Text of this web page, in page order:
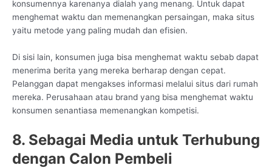
konsumennya karenanya dialah yang menang. Untuk dapat
menghemat waktu dan memenangkan persaingan, maka situs
yaitu metode yang paling mudah dan efisien.
Di sisi lain, konsumen juga bisa menghemat waktu sebab dapat
menerima berita yang mereka berharap dengan cepat.
Pelanggan dapat mengakses informasi melalui situs dari rumah
mereka. Perusahaan atau brand yang bisa menghemat waktu
konsumen senantiasa memenangkan kompetisi.
8. Sebagai Media untuk Terhubung
dengan Calon Pembeli